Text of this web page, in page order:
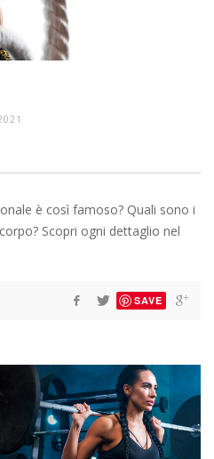
è così famoso? Quali sono i
Scopri ogni dettaglio nel
SAVE